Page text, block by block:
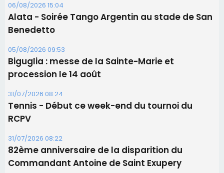
06/08/2026 15:04
Alata - Soirée Tango Argentin au stade de San
Benedetto
05/08/2026 09:53
Biguglia : messe de la Sainte-Marie et
procession le 14 août
31/07/2026 08:24
Tennis - Début ce week-end du tournoi du
RCPV
31/07/2026 08:22
82ème anniversaire de la disparition du
Commandant Antoine de Saint Exupery